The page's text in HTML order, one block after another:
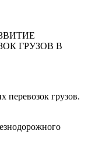
ГРУЗОВ В
перевозок грузов.